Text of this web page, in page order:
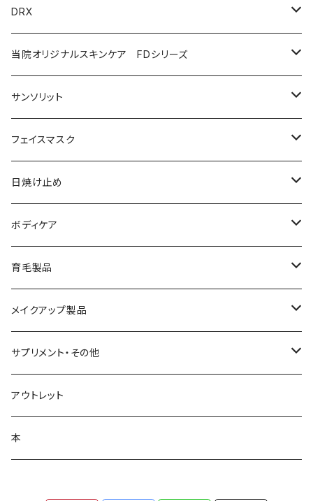
美容液（スペシャルケア）
プログラムキット
日焼け止め
ユースフルリップ
クリーム
ローション
クレンジング
美容液
化粧品
化粧水
ソープ（石鹸）
泡石鹸
コラージュフルフルホイップソープ
メイク落とし
化粧水
美容液
乳液
クリーム
日焼け止め
シャンプー・リンス
コラージュフルフル泡石鹸
DRX
AZAクリア
当院オリジナルスキンケア FDシリーズ
ソープ
ローション
サンソリット
日焼け止め
フェイスマスク
フェイスマスク
サンソリット
日焼け止め
サンソリット
アクセーヌ
ボディケア
キュアデイズ
育毛製品
まつ毛美容液
メイクアップ製品
ビューティフルスキン
サプリメント・その他
飲む日焼け止め
髪の毛サプリ
アウトレット
本